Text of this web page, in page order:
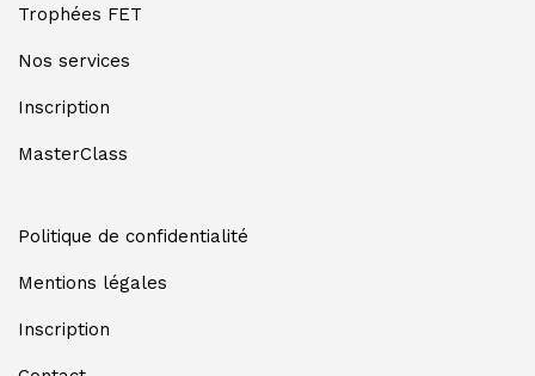
Trophées FET
Nos services
Inscription
MasterClass
Politique de confidentialité
Mentions légales
Inscription